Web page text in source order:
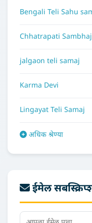
Bengali Teli Sahu
Chhatrapati
jalgaon teli samaj
Karma Devi
Lingayat Teli Samaj
अधिक श्रेण्या
ईमेल